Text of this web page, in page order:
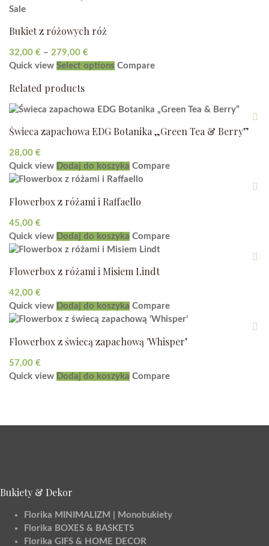
Sale
Bukiet z różowych róż
32,00 € – 279,00 €Zakres
cen:
do
Quick view Select options Ten
wiele
Opcje
na
stronie
produktu
Compare
Related products
Świeca zapachowa EDG Botanika „Green Tea & Berry”
28,00 €
Quick view Dodaj do koszyka Compare
Flowerbox z różami i Raffaello
45,00 €
Quick view Dodaj do koszyka Compare
Flowerbox z różami i Misiem Lindt
42,00 €
Quick view Dodaj do koszyka Compare
Flowerbox z świecą zapachową 'Whisper’
57,00 €
Quick view Dodaj do koszyka Compare
Bukiety & Dekor
Florika MINIMALIZM | Monobukiety
Florika BOXES & BASKETS
Florika GIFS & HOME DECOR